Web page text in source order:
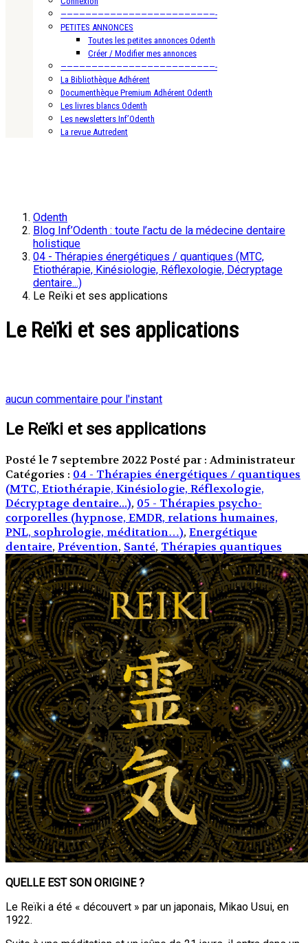
—————————————————————————-
PETITES ANNONCES
Toutes les petites annonces Odenth
Créer / Modifier mes annonces
—————————————————————————-
La Bibliothèque Adhérent
Documenthèque Premium Adhérent Odenth
Les livres blancs Odenth
Les newsletters Inf’Odenth
La revue Autredent
Odenth
Blog Inf’Odenth : toute l’actu de la médecine dentaire
holistique
04 - Thérapies énergétiques / quantiques (MTC,
Etiothérapie, Kinésiologie, Réflexologie, Décryptage
dentaire...)
Le Reïki et ses applications
Le Reïki et ses applications
aucun commentaire pour l'instant
Le Reïki et ses applications
Posté le 7 septembre 2022Posté par : Administrateur
Catégories : 04 - Thérapies énergétiques / quantiques
(MTC, Etiothérapie, Kinésiologie, Réflexologie,
Décryptage dentaire...), 05 - Thérapies psycho-
corporelles (hypnose, EMDR, relations humaines,
PNL, sophrologie, méditation…), Energétique
dentaire, Prévention, Santé, Thérapies quantiques
QUELLE EST SON ORIGINE ?
Le Reïki a été « découvert » par un japonais, Mikao Usui, en
1922.